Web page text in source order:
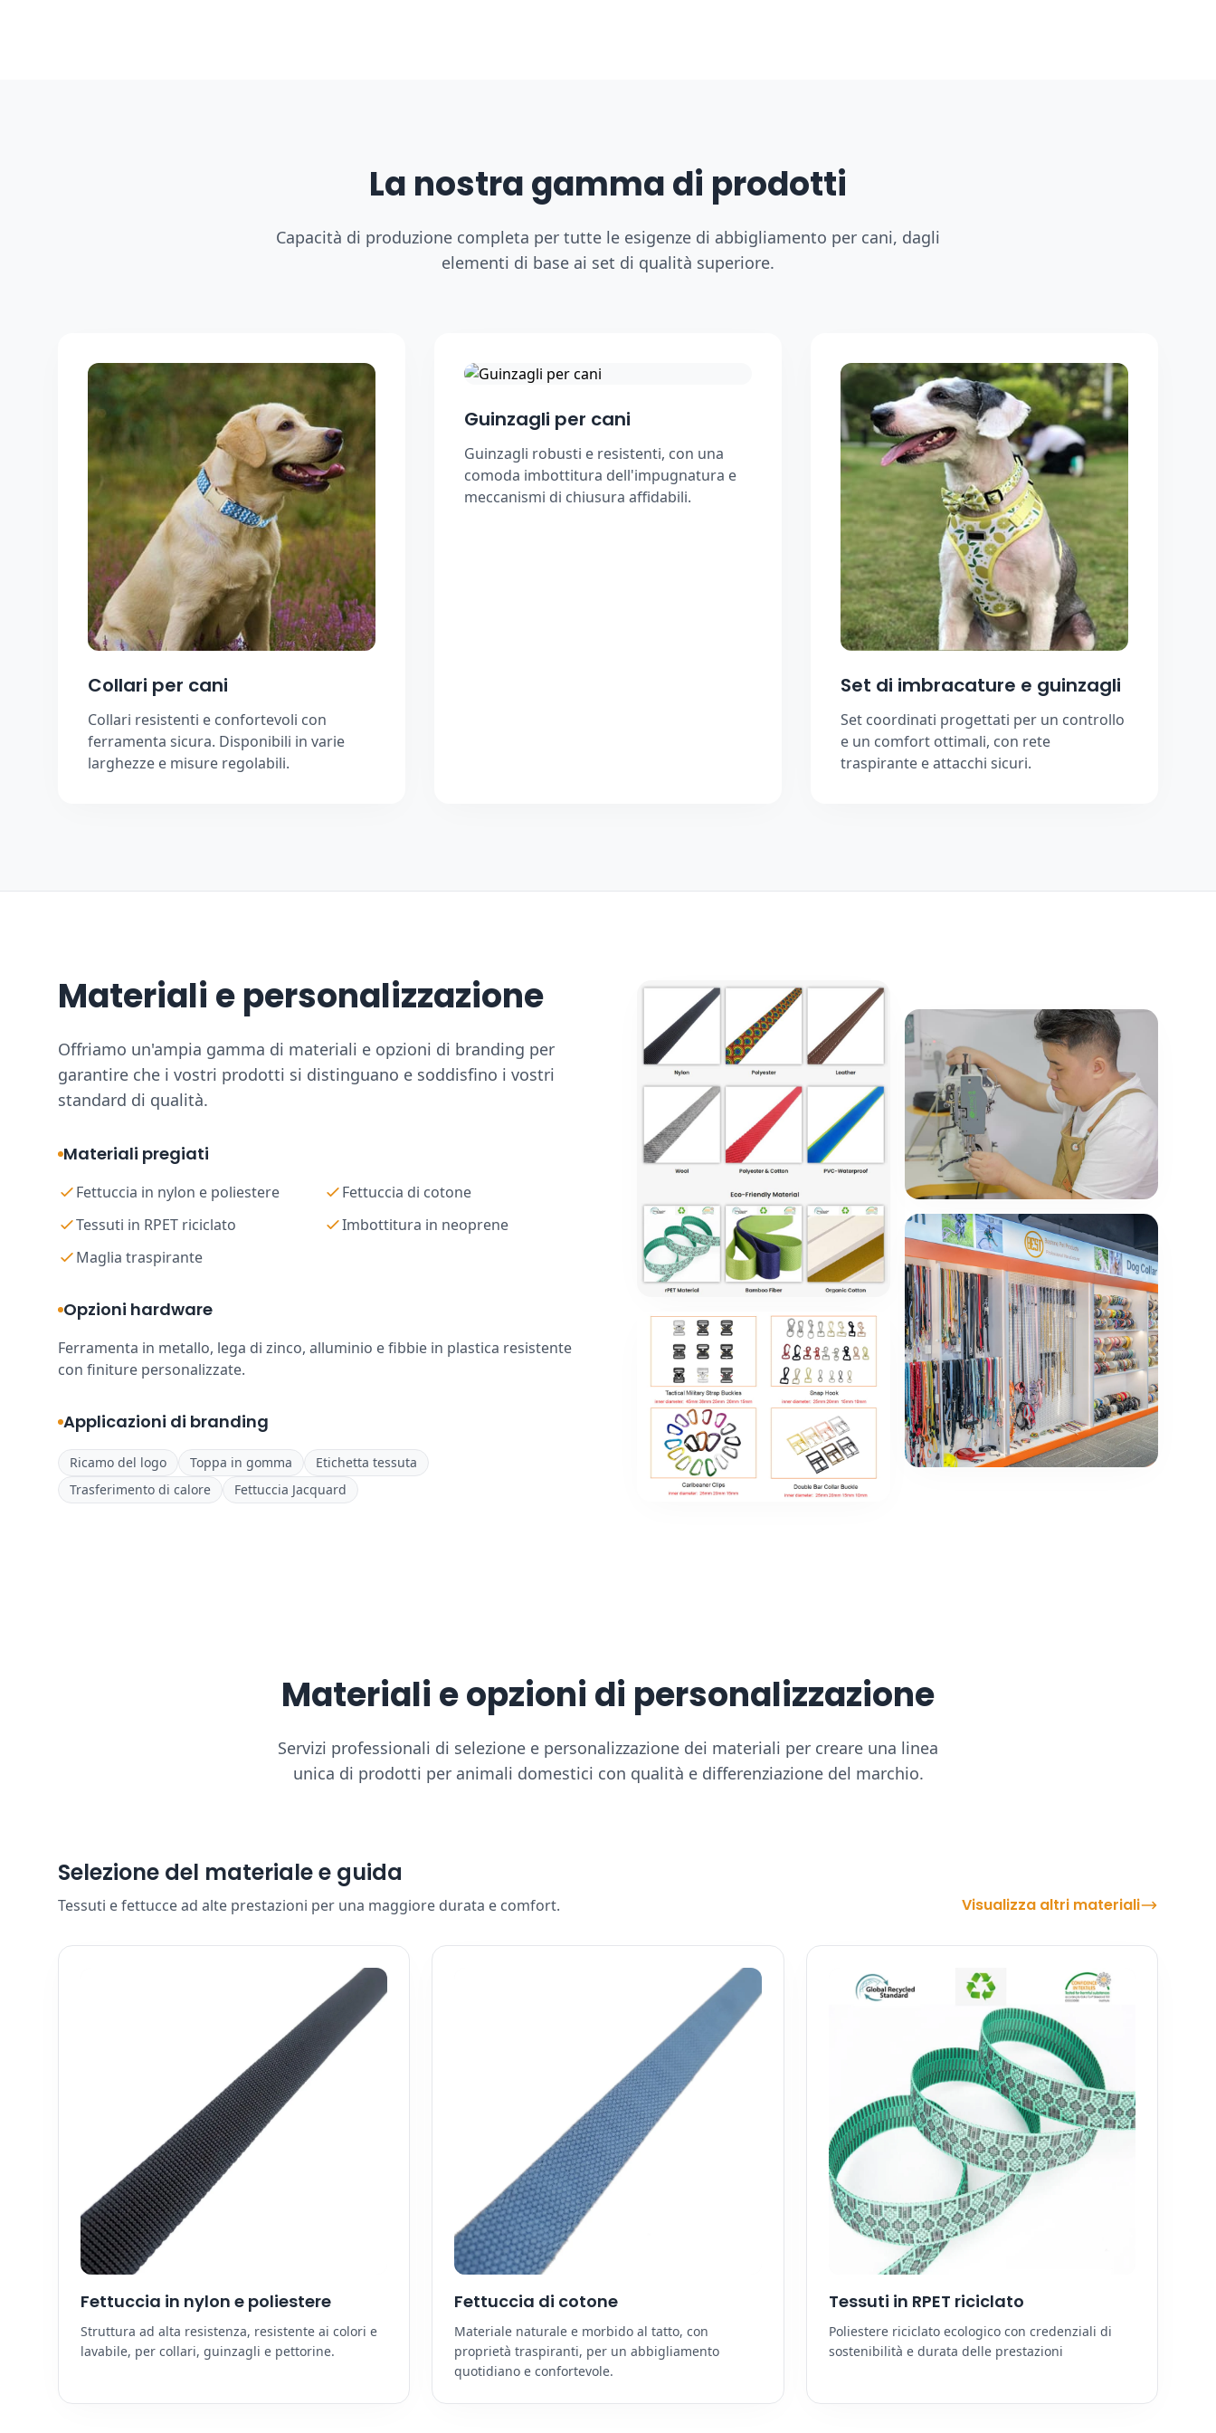
La nostra gamma di prodotti
Capacità di produzione completa per tutte le esigenze di abbigliamento per cani, dagli
elementi di base ai set di qualità superiore.
Collari per cani
Collari resistenti e confortevoli con
ferramenta sicura. Disponibili in varie
larghezze e misure regolabili.
Guinzagli per cani
Guinzagli robusti e resistenti, con una
comoda imbottitura dell'impugnatura e
meccanismi di chiusura affidabili.
Set di imbracature e guinzagli
Set coordinati progettati per un controllo
e un comfort ottimali, con rete
traspirante e attacchi sicuri.
Materiali e personalizzazione
Offriamo un'ampia gamma di materiali e opzioni di branding per
garantire che i vostri prodotti si distinguano e soddisfino i vostri
standard di qualità.
Materiali pregiati
Fettuccia in nylon e poliestere
Fettuccia di cotone
Tessuti in RPET riciclato
Imbottitura in neoprene
Maglia traspirante
Opzioni hardware
Ferramenta in metallo, lega di zinco, alluminio e fibbie in plastica resistente
con finiture personalizzate.
Applicazioni di branding
Ricamo del logo Toppa in gomma
Etichetta tessuta
Trasferimento di calore
Fettuccia Jacquard
Materiali e opzioni di personalizzazione
Servizi professionali di selezione e personalizzazione dei materiali per creare una linea
unica di prodotti per animali domestici con qualità e differenziazione del marchio.
Selezione del materiale e guida
Tessuti e fettucce ad alte prestazioni per una maggiore durata e comfort. Visualizza altri materiali
Fettuccia in nylon e poliestere
Struttura ad alta resistenza, resistente ai colori e
lavabile, per collari, guinzagli e pettorine.
Fettuccia di cotone
Materiale naturale e morbido al tatto, con
proprietà traspiranti, per un abbigliamento
quotidiano e confortevole.
Tessuti in RPET riciclato
Poliestere riciclato ecologico con credenziali di
sostenibilità e durata delle prestazioni